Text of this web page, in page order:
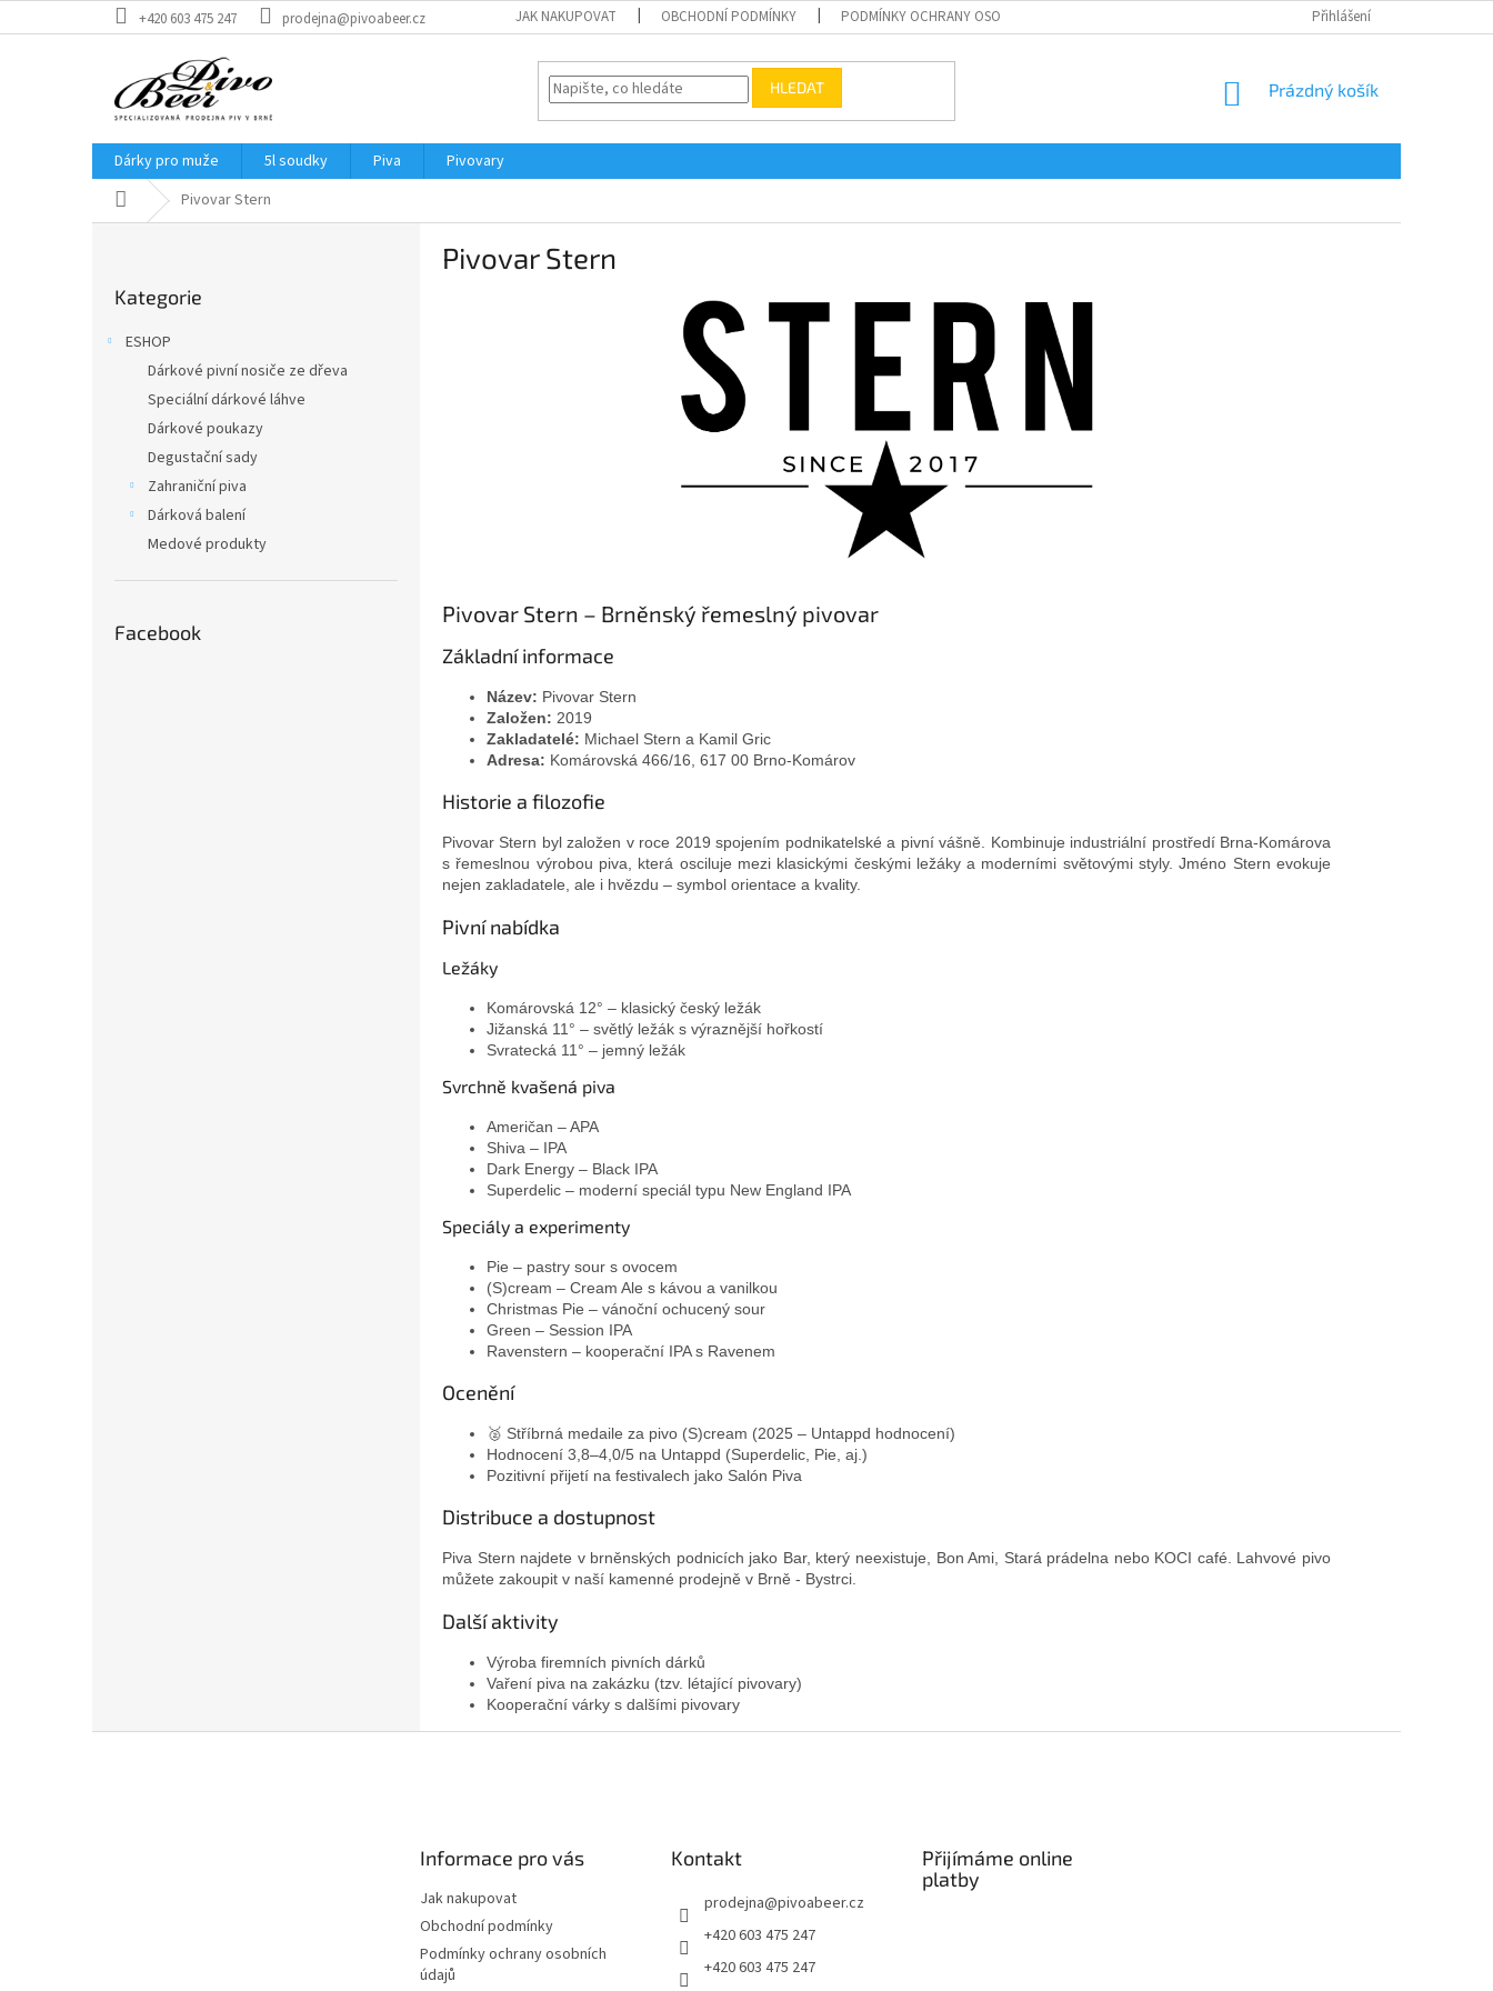
na
+420 603 475 247 prodejna@pivoabeer.cz JAK NAKUPOVAT OBCHODNÍ PODMÍNKY PODMÍNKY OCHRANY OSOBNÍCH ÚDAJŮ Přihlášení
HLEDAT
NÁKUPNÍ
Prázdný košík
Dárky pro muže 5l soudky Piva
Pivovary
Domů Pivovar Stern
kategorie
Kategorie
ESHOP
Dárkové pivní nosiče ze dřeva
Speciální dárkové láhve
Dárkové poukazy
Degustační sady
Zahraniční piva
Dárková balení
Medové produkty
Facebook
Pivovar Stern
Pivovar Stern – Brněnský řemeslný pivovar
Základní informace
Název: Pivovar Stern
Založen: 2019
Zakladatelé: Michael Stern a Kamil Gric
Adresa: Komárovská 466/16, 617 00 Brno-Komárov
Historie a filozofie
Pivovar Stern byl založen v roce 2019 spojením podnikatelské a pivní vášně. Kombinuje industriální prostředí Brna-Komárova
s řemeslnou výrobou piva, která osciluje mezi klasickými českými ležáky a moderními světovými styly. Jméno Stern evokuje
nejen zakladatele, ale i hvězdu – symbol orientace a kvality.
Pivní nabídka
Ležáky
Komárovská 12° – klasický český ležák
Jižanská 11° – světlý ležák s výraznější hořkostí
Svratecká 11° – jemný ležák
Svrchně kvašená piva
Američan – APA
Shiva – IPA
Dark Energy – Black IPA
Superdelic – moderní speciál typu New England IPA
Speciály a experimenty
Pie – pastry sour s ovocem
(S)cream – Cream Ale s kávou a vanilkou
Christmas Pie – vánoční ochucený sour
Green – Session IPA
Ravenstern – kooperační IPA s Ravenem
Ocenění
🥈 Stříbrná medaile za pivo (S)cream (2025 – Untappd hodnocení)
Hodnocení 3,8–4,0/5 na Untappd (Superdelic, Pie, aj.)
Pozitivní přijetí na festivalech jako Salón Piva
Distribuce a dostupnost
Piva Stern najdete v brněnských podnicích jako Bar, který neexistuje, Bon Ami, Stará prádelna nebo KOCI café. Lahvové pivo
můžete zakoupit v naší kamenné prodejně v Brně - Bystrci.
Další aktivity
Výroba firemních pivních dárků
Vaření piva na zakázku (tzv. létající pivovary)
Kooperační várky s dalšími pivovary
Informace pro vás
Jak nakupovat
Obchodní podmínky
Podmínky ochrany osobních
údajů
Kontakt
prodejna@pivoabeer.cz
+420 603 475 247
+420 603 475 247
Přijímáme online
platby